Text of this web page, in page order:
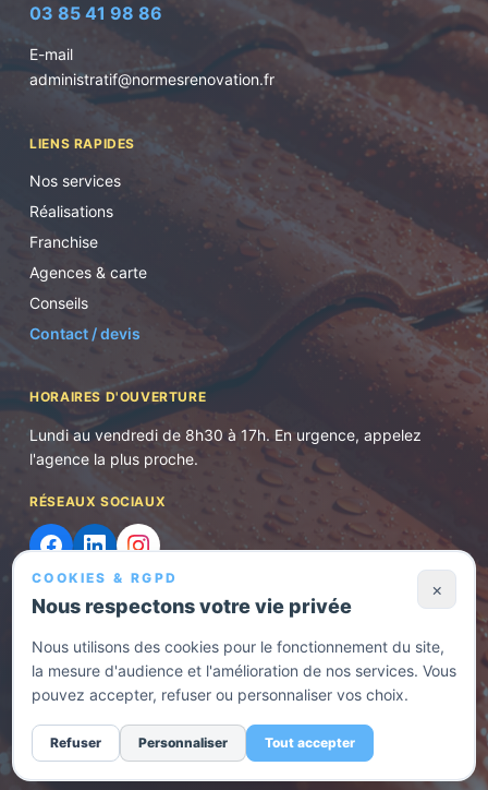
03 85 41 98 86
E-mail
administratif@normesrenovation.fr
LIENS RAPIDES
Nos services
Réalisations
Franchise
Agences & carte
Conseils
Contact / devis
HORAIRES D'OUVERTURE
Lundi au vendredi de 8h30 à 17h. En urgence, appelez
l'agence la plus proche.
RÉSEAUX SOCIAUX
© 2026Normes et Rénovation. Tous droits réservés.
Politique de confidentialité· Entreprise RGE — Rénovation énergétique
—Demander un devis
Gérer les cookies
COOKIES & RGPD
Nous respectons votre vie privée
×
Nous utilisons des cookies pour le fonctionnement du site,
la mesure d'audience et l'amélioration de nos services. Vous
pouvez accepter, refuser ou personnaliser vos choix.
Refuser Personnaliser Tout accepter